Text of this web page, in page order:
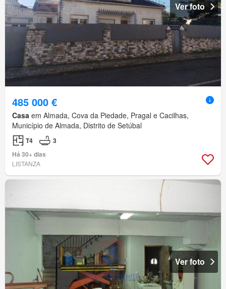
Ver foto
485 000 €
Casa em Almada, Cova da Piedade, Pragal e Cacilhas,
Município de Almada, Distrito de Setúbal
T4
3
Há 30+ dias
LISTANZA
Ver foto